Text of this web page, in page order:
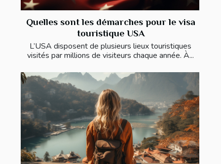
Quelles sont les démarches pour le visa
touristique USA
L’USA disposent de plusieurs lieux touristiques
visités par millions de visiteurs chaque année. À...